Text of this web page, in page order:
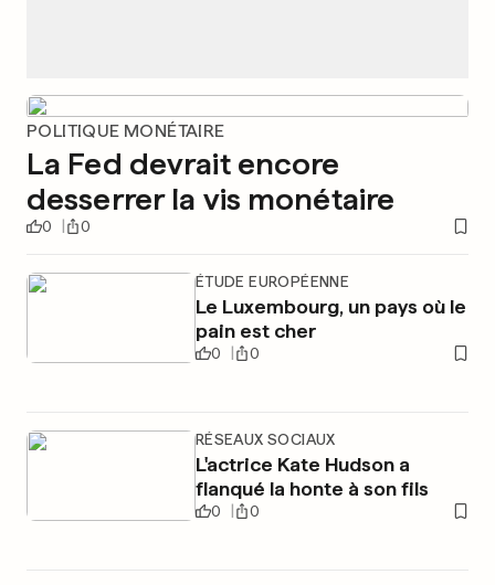
POLITIQUE MONÉTAIRE
La Fed devrait encore
desserrer la vis monétaire
0 0
ÉTUDE EUROPÉENNE
Le Luxembourg, un pays où le
pain est cher
0 0
RÉSEAUX SOCIAUX
L'actrice Kate Hudson a
flanqué la honte à son fils
0 0